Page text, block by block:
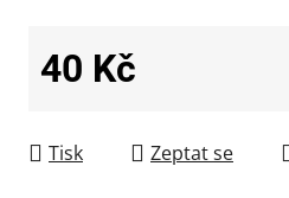
40 Kč
Tisk Zeptat se